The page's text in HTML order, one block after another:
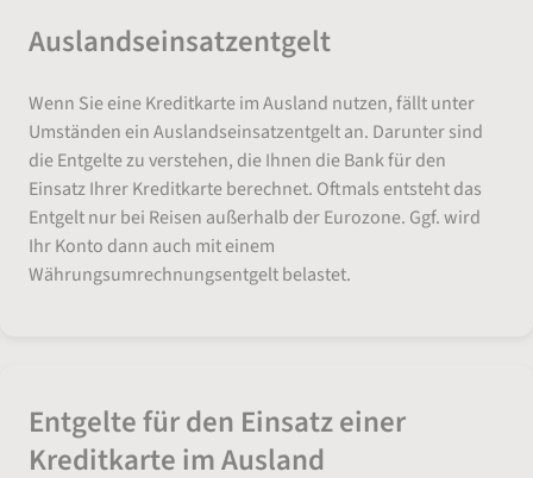
Auslandseinsatzentgelt
Wenn Sie eine Kreditkarte im Ausland nutzen, fällt unter
Umständen ein Auslandseinsatzentgelt an. Darunter sind
die Entgelte zu verstehen, die Ihnen die Bank für den
Einsatz Ihrer Kreditkarte berechnet. Oftmals entsteht das
Entgelt nur bei Reisen außerhalb der Eurozone. Ggf. wird
Ihr Konto dann auch mit einem
Währungsumrechnungsentgelt belastet.
Entgelte für den Einsatz einer
Kreditkarte im Ausland